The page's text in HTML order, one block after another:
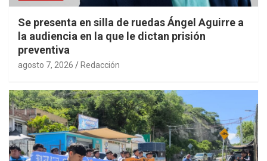
Se presenta en silla de ruedas Ángel Aguirre a
la audiencia en la que le dictan prisión
preventiva
agosto 7, 2026 Redacción